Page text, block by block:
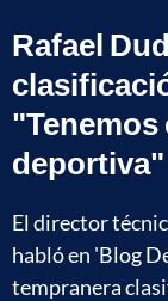
Rafael
"Tenemos
deportiva"
El director
habló en 'Blog
tempranera